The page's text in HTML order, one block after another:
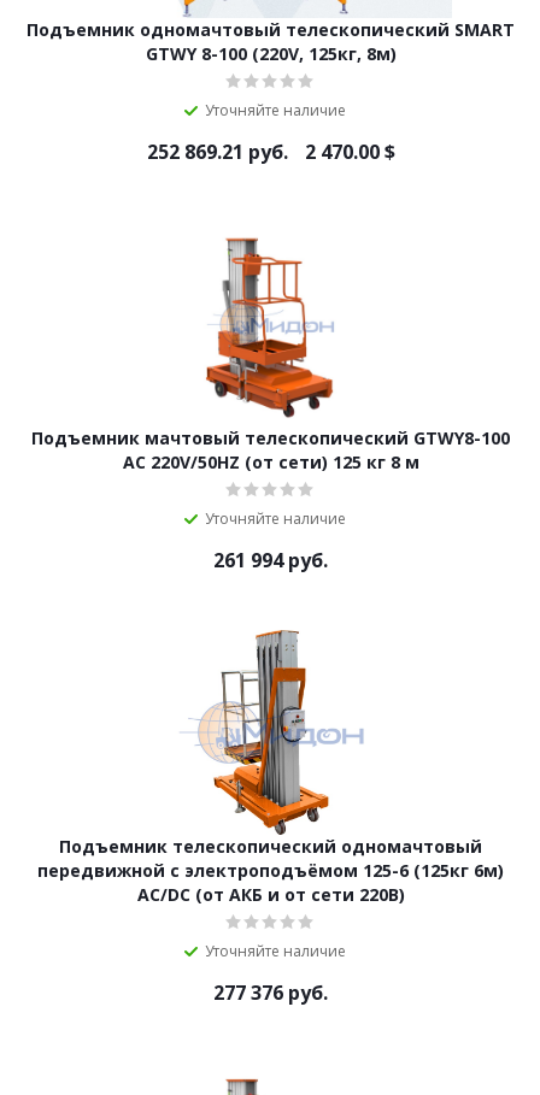
Подъемник одномачтовый телескопический SMART
GTWY 8-100 (220V, 125кг, 8м)
Уточняйте наличие
252 869.21 руб. 2 470.00$
Подъемник мачтовый телескопический GTWY8-100
AC 220V/50HZ (от сети) 125 кг 8 м
Уточняйте наличие
261 994руб.
Подъемник телескопический одномачтовый
передвижной с электроподъёмом 125-6 (125кг 6м)
AC/DC (от АКБ и от сети 220В)
Уточняйте наличие
277 376 руб.